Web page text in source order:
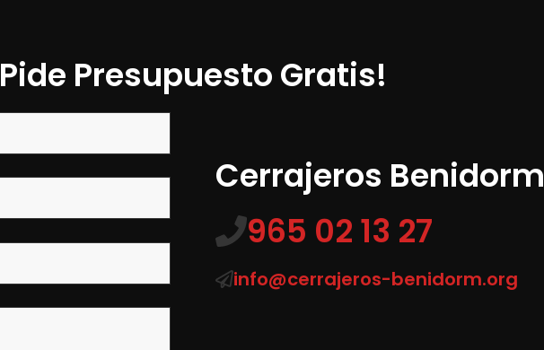
Pide Presupuesto Gratis!
Cerrajeros Benidorm
965 02 13 27
info@cerrajeros-benidorm.org